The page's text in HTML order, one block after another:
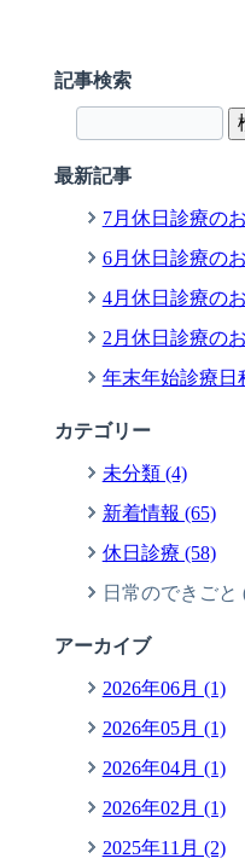
記事検索
最新記事
7月休日診療の
6月休日診療の
4月休日診療の
2月休日診療の
年末年始診療日
カテゴリー
未分類 (4)
新着情報 (65)
休日診療 (58)
日常のできごと
アーカイブ
2026年06月 (1)
2026年05月 (1)
2026年04月 (1)
2026年02月 (1)
2025年11月 (2)